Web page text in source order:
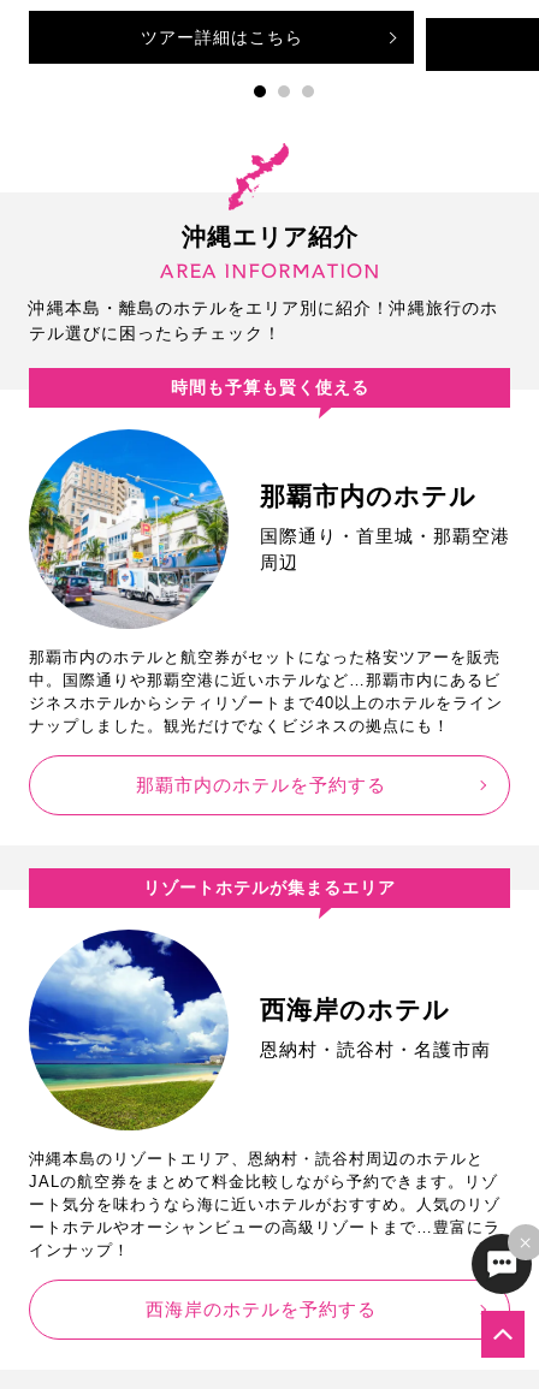
ツアー詳細はこちら
沖縄エリア紹介
AREA INFORMATION
沖縄本島・離島のホテルをエリア別に紹介！沖縄旅行のホ
テル選びに困ったらチェック！
時間も予算も賢く使える
那覇市内のホテル
国際通り・首里城・那覇空港
周辺
那覇市内のホテルと航空券がセットになった格安ツアーを販売
中。国際通りや那覇空港に近いホテルなど…那覇市内にあるビ
ジネスホテルからシティリゾートまで40以上のホテルをライン
ナップしました。観光だけでなくビジネスの拠点にも！
那覇市内のホテルを予約する
リゾートホテルが集まるエリア
西海岸のホテル
恩納村・読谷村・名護市南
沖縄本島のリゾートエリア、恩納村・読谷村周辺のホテルと
JALの航空券をまとめて料金比較しながら予約できます。リゾ
ート気分を味わうなら海に近いホテルがおすすめ。人気のリゾ
ートホテルやオーシャンビューの高級リゾートまで…豊富にラ
インナップ！
西海岸のホテルを予約する
×